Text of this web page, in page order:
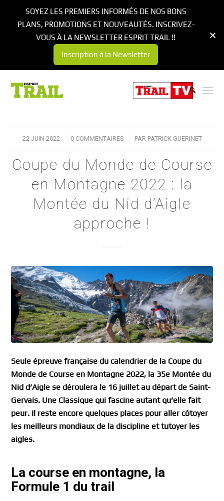
22 JUIN 2022
/ 0 COMMENTAIRES
/ PAR PATRICK GUERINET
Coupe du Monde de Course
en Montagne 2022 : la
Montée du Nid d’Aigle
approche !
Seule épreuve française du calendrier de la Coupe du
Monde de Course en Montagne 2022, la 35e Montée du
Nid d’Aigle se déroulera le 16 juillet au départ de Saint-
Gervais. Une Classique qui fascine autant qu’elle fait
peur. Il reste encore quelques places pour aller côtoyer
les meilleurs mondiaux de la discipline et tutoyer les
aigles.
La course en montagne, la
Formule 1 du trail
SOYEZ LES PREMIERS INFORMÉS DE NOS BONS
PLANS, PROMOTIONS ET NOUVEAUTÉS. INSCRIVEZ-
VOUS À LA NEWSLETTER ESPRIT TRAIL !!
Inscription à la Newsletter